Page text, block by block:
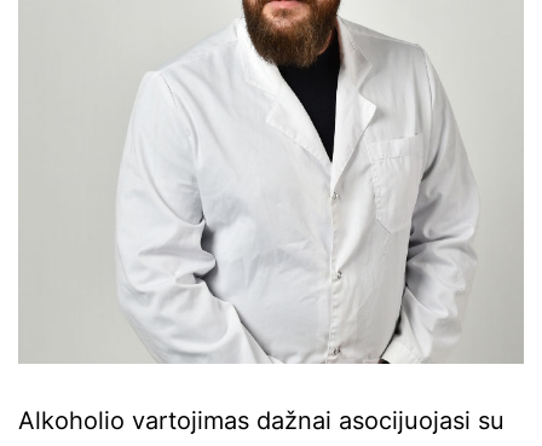
Alkoholio vartojimas dažnai asocijuojasi su